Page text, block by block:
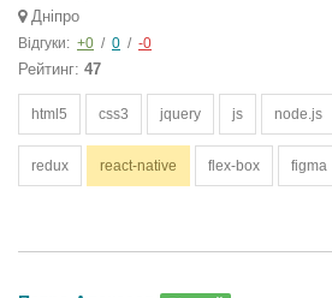
Дніпро
Відгуки: +0 / 0 / -0
Рейтинг: 47
html5 css3 jquery js node.js
redux react-native flex-box figma